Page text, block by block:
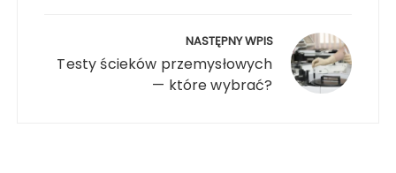
NASTĘPNY WPIS
Testy ścieków przemysłowych
— które wybrać?